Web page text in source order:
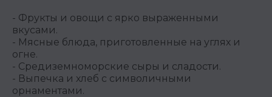
- Фрукты и овощи с ярко выраженными
вкусами.
- Мясные блюда, приготовленные на углях и
огне.
- Средиземноморские сыры и сладости.
- Выпечка и хлеб с символичными
орнаментами.